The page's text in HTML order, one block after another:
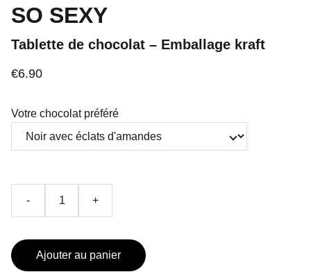
SO SEXY
Tablette de chocolat – Emballage kraft
€6.90
Votre chocolat préféré
- +
Ajouter au panier